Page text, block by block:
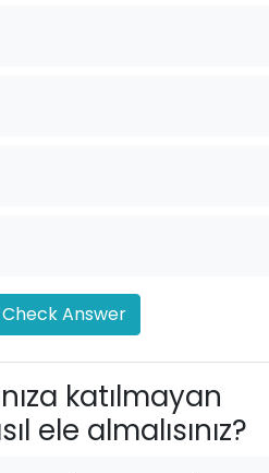
Check Answer
katılmayan
ele almalısınız?